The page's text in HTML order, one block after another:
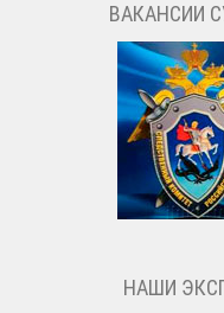
ВАКАНСИИ
НАШИ